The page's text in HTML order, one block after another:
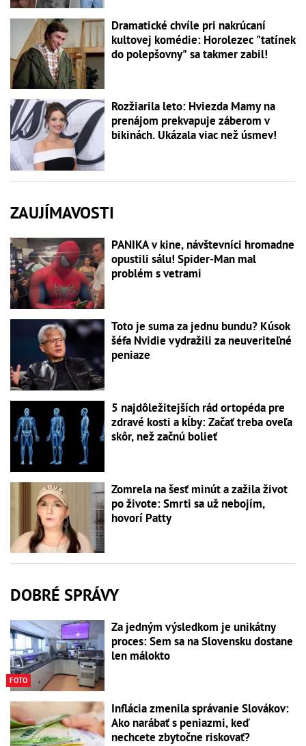
Dramatické chvíle pri nakrúcaní
kultovej komédie: Horolezec "tatínek
do polepšovny" sa takmer zabil!
Rozžiarila leto: Hviezda Mamy na
prenájom prekvapuje záberom v
bikinách. Ukázala viac než úsmev!
ZAUJÍMAVOSTI
PANIKA v kine, návštevníci hromadne
opustili sálu! Spider-Man mal
problém s vetrami
Toto je suma za jednu bundu? Kúsok
šéfa Nvidie vydražili za neuveriteľné
peniaze
5 najdôležitejších rád ortopéda pre
zdravé kosti a kĺby: Začať treba oveľa
skôr, než začnú bolieť
Zomrela na šesť minút a zažila život
po živote: Smrti sa už nebojím,
hovorí Patty
DOBRÉ SPRÁVY
FOTO
Za jedným výsledkom je unikátny
proces: Sem sa na Slovensku dostane
len málokto
Inflácia zmenila správanie Slovákov:
Ako narábať s peniazmi, keď
nechcete zbytočne riskovať?